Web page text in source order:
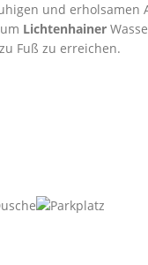
und erholsamen
Lichtenhainer
Fuß zu erreichen.